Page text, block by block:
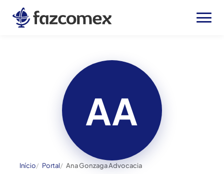
Início Portal Ana Gonzaga Advocacia
AA